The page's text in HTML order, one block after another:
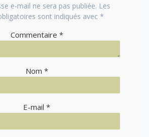
e-mail ne sera pas publiée. Les
sont indiqués avec *
Commentaire *
Nom *
E-mail *